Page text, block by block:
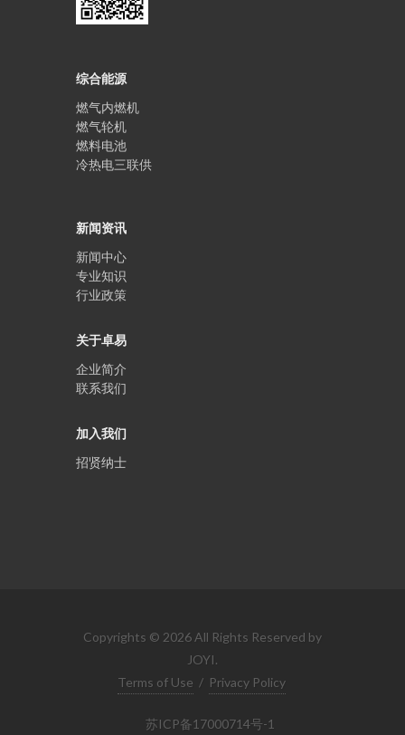
综合能源
燃气内燃机
燃气轮机
燃料电池
冷热电三联供
新闻资讯
新闻中心
专业知识
行业政策
关于卓易
企业简介
联系我们
加入我们
招贤纳士
Copyrights © 2026 All Rights Reserved by
JOYI.
Terms of Use / Privacy Policy
苏ICP备17000714号-1